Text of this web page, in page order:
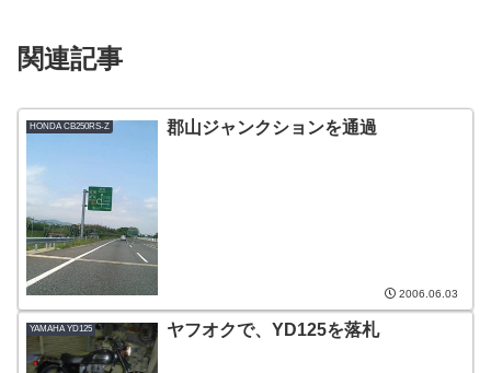
関連記事
HONDA CB250RS-Z 郡山ジャンクションを通過
2006.06.03
YAMAHA YD125 ヤフオクで、YD125を落札